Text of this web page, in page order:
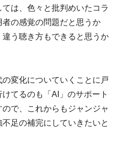
ては、色々と批判めいたコラ
の感覚の問題だと思うか
う聴き方もできると思うか
の変化についていくことに戸
てるのも「AI」のサポート
ので、これからもジャンジャ
足の補完にしていきたいと